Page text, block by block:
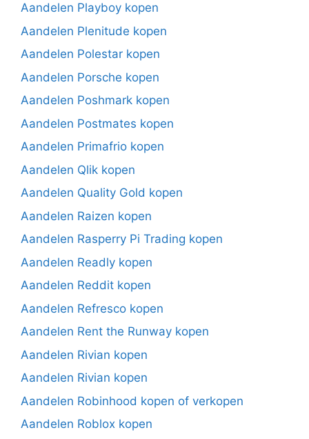
Aandelen Playboy kopen
Aandelen Plenitude kopen
Aandelen Polestar kopen
Aandelen Porsche kopen
Aandelen Poshmark kopen
Aandelen Postmates kopen
Aandelen Primafrio kopen
Aandelen Qlik kopen
Aandelen Quality Gold kopen
Aandelen Raizen kopen
Aandelen Rasperry Pi Trading kopen
Aandelen Readly kopen
Aandelen Reddit kopen
Aandelen Refresco kopen
Aandelen Rent the Runway kopen
Aandelen Rivian kopen
Aandelen Rivian kopen
Aandelen Robinhood kopen of verkopen
Aandelen Roblox kopen